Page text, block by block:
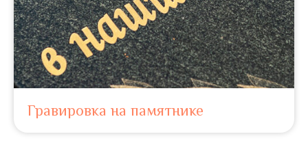
Гравировка на памятнике